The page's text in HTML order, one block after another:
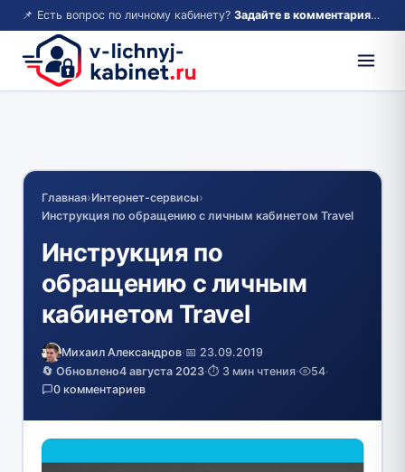
📌 Есть вопрос по личному кабинету? Задайте в комментариях — ответим!
Главная›Интернет-сервисы›
Инструкция по обращению с личным кабинетом Travel
Инструкция по
обращению с личным
кабинетом Travel
Михаил Александров·📅 23.09.2019
🔄 Обновлено4 августа 2023·⏱️ 3 мин чтения· 54·
0 комментариев